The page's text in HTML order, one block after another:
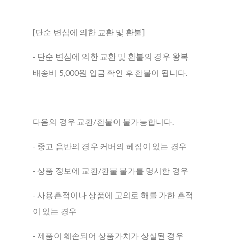
[단순 변심에 의한 교환 및 환불]
- 단순 변심에 의한 교환 및 환불의 경우 왕복
배송비 5,000원 입금 확인 후 환불이 됩니다.
다음의 경우 교환/환불이 불가능합니다.
- 중고 음반의 경우 커버의 헤짐이 있는 경우
- 상품 정보에 교환/환불 불가를 명시한 경우
- 사용흔적이나 상품에 고의로 해를 가한 흔적
이 있는 경우
- 제품이 훼손되어 상품가치가 상실된 경우